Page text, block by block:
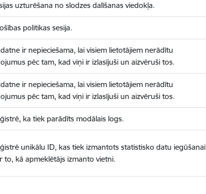
uzturēšana no slodzes dalīšanas viedokļa.
politikas sesija.
ir nepieciešama, lai visiem lietotājiem nerādītu
pēc tam, kad viņi ir izlasījuši un aizvēruši tos.
ir nepieciešama, lai visiem lietotājiem nerādītu
pēc tam, kad viņi ir izlasījuši un aizvēruši tos.
ka tiek parādīts modālais logs.
unikālu ID, kas tiek izmantots statistisko datu iegūšanai
to, kā apmeklētājs izmanto vietni.